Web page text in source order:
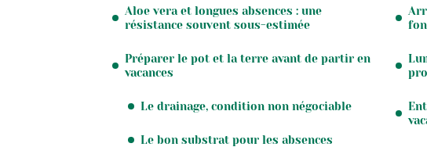
Aloe vera et longues absences : une
résistance souvent sous-estimée
Préparer le pot et la terre avant de partir en
vacances
Le drainage, condition non négociable
Le bon substrat pour les absences